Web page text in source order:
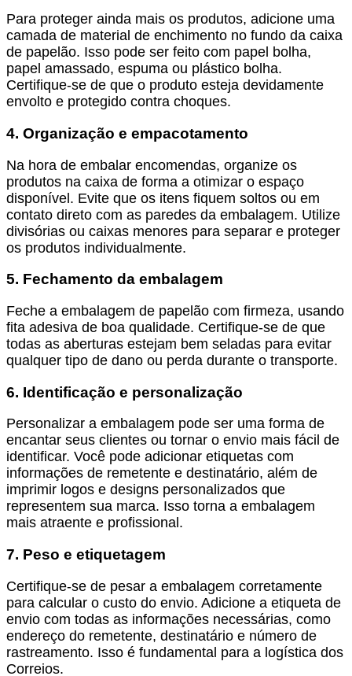
Para proteger ainda mais os produtos, adicione uma
camada de material de enchimento no fundo da caixa
de papelão. Isso pode ser feito com papel bolha,
papel amassado, espuma ou plástico bolha.
Certifique-se de que o produto esteja devidamente
envolto e protegido contra choques.
4. Organização e empacotamento
Na hora de embalar encomendas, organize os
produtos na caixa de forma a otimizar o espaço
disponível. Evite que os itens fiquem soltos ou em
contato direto com as paredes da embalagem. Utilize
divisórias ou caixas menores para separar e proteger
os produtos individualmente.
5. Fechamento da embalagem
Feche a embalagem de papelão com firmeza, usando
fita adesiva de boa qualidade. Certifique-se de que
todas as aberturas estejam bem seladas para evitar
qualquer tipo de dano ou perda durante o transporte.
6. Identificação e personalização
Personalizar a embalagem pode ser uma forma de
encantar seus clientes ou tornar o envio mais fácil de
identificar. Você pode adicionar etiquetas com
informações de remetente e destinatário, além de
imprimir logos e designs personalizados que
representem sua marca. Isso torna a embalagem
mais atraente e profissional.
7. Peso e etiquetagem
Certifique-se de pesar a embalagem corretamente
para calcular o custo do envio. Adicione a etiqueta de
envio com todas as informações necessárias, como
endereço do remetente, destinatário e número de
rastreamento. Isso é fundamental para a logística dos
Correios.